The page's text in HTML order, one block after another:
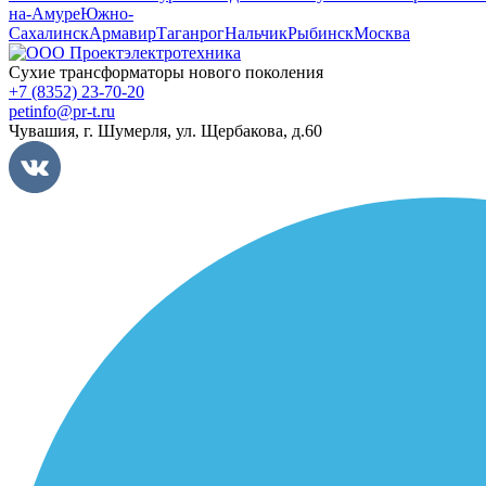
на-АмуреЮжно-
СахалинскАрмавирТаганрогНальчикРыбинскМосква
Сухие трансформаторы нового поколения
+7 (8352) 23-70-20
petinfo@pr-t.ru
Чувашия, г. Шумерля, ул. Щербакова, д.60